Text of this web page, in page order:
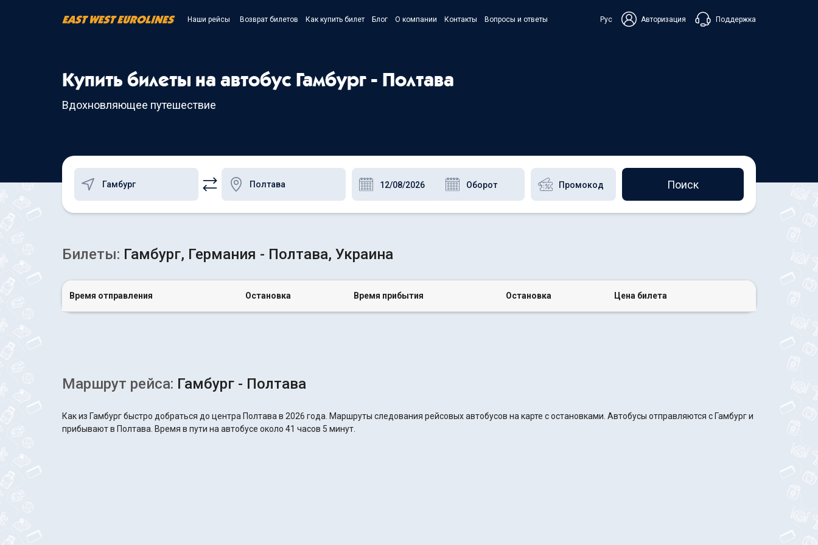
Наши рейсы Возврат билетов Как купить билет Блог О компании Контакты Вопросы и ответы Рус Авторизация Поддержка
Чат в Messenger
Купить билеты на автобус Гамбург - Полтава
Вдохновляющее путешествие
Поиск
Билеты: Гамбург, Германия - Полтава, Украина
Время отправления Остановка Время прибытия Остановка Цена билета
Маршрут рейса: Гамбург - Полтава
Как из Гамбург быстро добраться до центра Полтава в 2026 года. Маршруты следования рейсовых автобусов на карте с остановками. Автобусы отправляются с Гамбург и
прибывают в Полтава. Время в пути на автобусе около 41 часов 5 минут.